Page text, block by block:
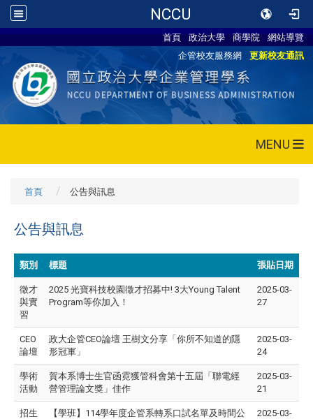
NCCU
首頁 政治大學 商學院
網站導覽
企管校友服務網
更新校友通訊
MENU
首頁 公告與訊息
公告與訊息
類別 標題 張貼日期
徵才
與實
習
2025 光寶科技校園徵才招募中! 3大Young Talent
Program等你加入！
2025-03-
27
CEO
論壇
政大企管CEO論壇 王樹文分享「你所不知道的隱
形冠軍」
2025-03-
24
學術
活動
賀本系博士生官函霓獲管科會第十五屆「聯電經
營管理論文獎」佳作
2025-03-
21
招生
【學班】114學年度企管系轉系口試名單及時間公
2025-03-